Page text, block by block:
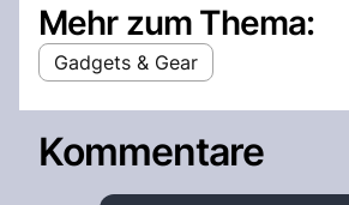
Mehr zum Thema:
Gadgets & Gear
Kommentare